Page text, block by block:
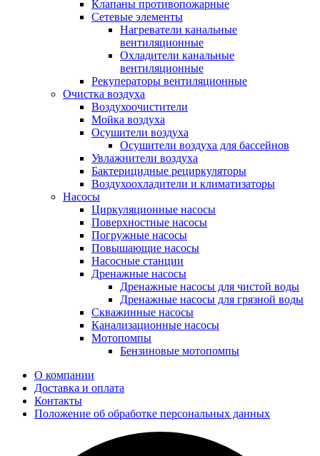
Клапаны противопожарные
Сетевые элементы
Нагреватели канальные
вентиляционные
Охладители канальные
вентиляционные
Рекуператоры вентиляционные
Очистка воздуха
Воздухоочистители
Мойка воздуха
Осушители воздуха
Осушители воздуха для бассейнов
Увлажнители воздуха
Бактерицидные рециркуляторы
Воздухоохладители и климатизаторы
Насосы
Циркуляционные насосы
Поверхностные насосы
Погружные насосы
Повышающие насосы
Насосные станции
Дренажные насосы
Дренажные насосы для чистой воды
Дренажные насосы для грязной воды
Скважинные насосы
Канализационные насосы
Мотопомпы
Бензиновые мотопомпы
О компании
Доставка и оплата
Контакты
Положение об обработке персональных данных